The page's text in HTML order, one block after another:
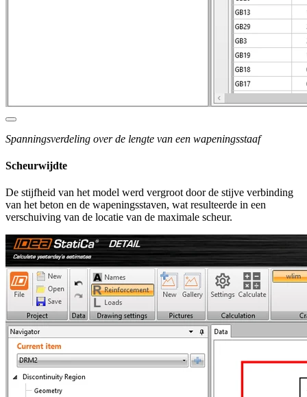
Spanningsverdeling over de lengte van een wapeningsstaaf
Scheurwijdte
De stijfheid van het model werd vergroot door de stijve verbinding
van het beton en de wapeningsstaven, wat resulteerde in een
verschuiving van de locatie van de maximale scheur.